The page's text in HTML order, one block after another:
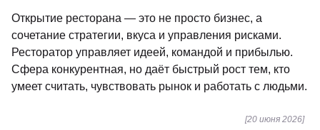
Открытие ресторана — это не просто бизнес, а
сочетание стратегии, вкуса и управления рисками.
Ресторатор управляет идеей, командой и прибылью.
Сфера конкурентная, но даёт быстрый рост тем, кто
умеет считать, чувствовать рынок и работать с людьми.
[20 июня 2026]